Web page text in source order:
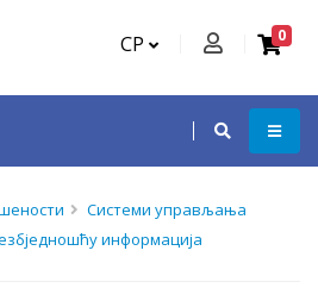
СР 0
Системи управљања
информација